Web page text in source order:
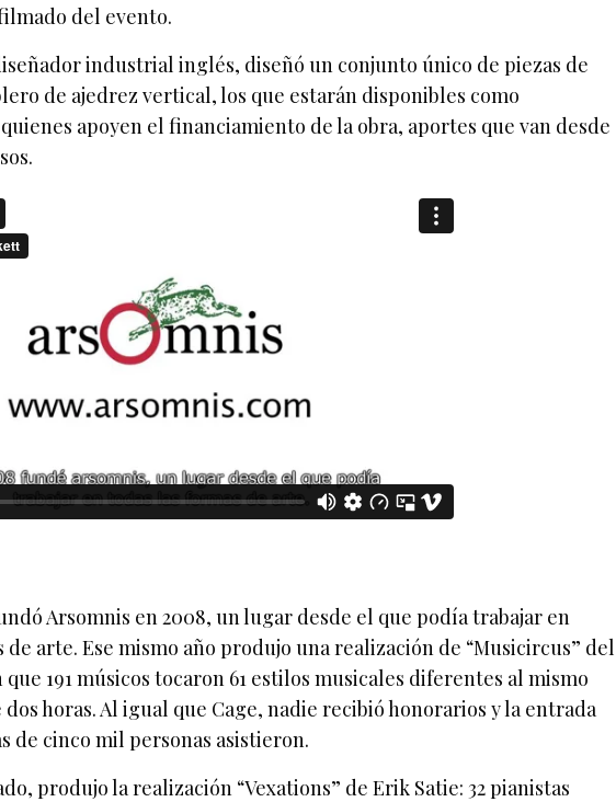
del evento.
industrial inglés, diseñó un conjunto único de piezas de
de ajedrez vertical, los que estarán disponibles como
apoyen el financiamiento de la obra, aportes que van desde
Arsomnis en 2008, un lugar desde el que podía trabajar en
de arte. Ese mismo año produjo una realización de “Musicircus” del
que 191 músicos tocaron 61 estilos musicales diferentes al mismo
horas. Al igual que Cage, nadie recibió honorarios y la entrada
de cinco mil personas asistieron.
produjo la realización “Vexations” de Erik Satie: 32 pianistas